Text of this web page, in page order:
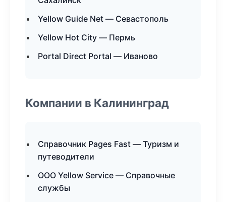
Yellow Guide Net — Севастополь
Yellow Hot City — Пермь
Portal Direct Portal — Иваново
Компании в Калининград
Справочник Pages Fast — Туризм и
путеводители
ООО Yellow Service — Справочные
службы